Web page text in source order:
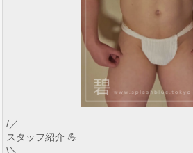
/／
スタッフ紹介 💪
\＼